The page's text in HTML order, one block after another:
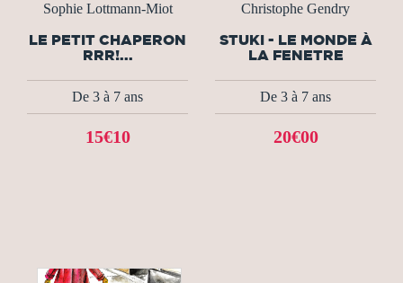
Sophie Lottmann-Miot
LE PETIT CHAPERON
RRR!...
De 3 à 7 ans
15€10
Christophe Gendry
STUKI - LE MONDE À
LA FENETRE
De 3 à 7 ans
20€00